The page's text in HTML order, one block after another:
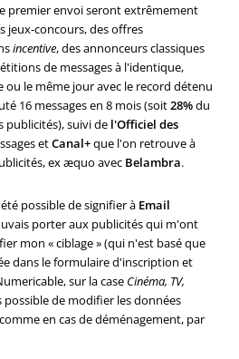
premier envoi seront extrêmement
jeux-concours, des offres
incentive, des annonceurs classiques
de messages à l'identique,
le même jour avec le record détenu
16 messages en 8 mois (soit28%du
publicités), suivi de l'Officiel des
etCanal+que l'on retrouve à
ex æquo avec Belambra.
possible de signifier à Email
porter aux publicités qui m'ont
mon « ciblage » (qui n'est basé que
dans le formulaire d'inscription et
sur la case Cinéma, TV,
possible de modifier les données
en cas de déménagement, par